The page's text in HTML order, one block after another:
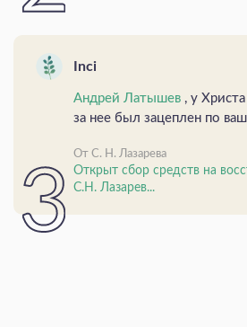
Inci
Андрей Латышев , у
за нее был зацеплен по
От С. Н. Лазарева
Открыт сбор средств на
С.Н. Лазарев...